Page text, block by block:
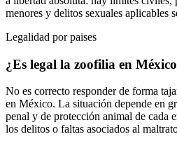
menores y delitos sexuales aplicables
Legalidad por paises
¿Es legal la zoofilia en
No es correcto responder de forma
en México. La situación depende en
penal y de protección animal de cada
los delitos o faltas asociados al